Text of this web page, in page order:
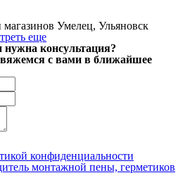
Умелец, Ульяновск
еще
консультация?
с вами в ближайшее
конфиденциальности